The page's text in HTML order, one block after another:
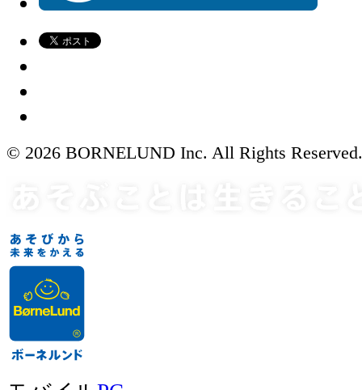
© 2026 BORNELUND Inc. All Rights Reserved.